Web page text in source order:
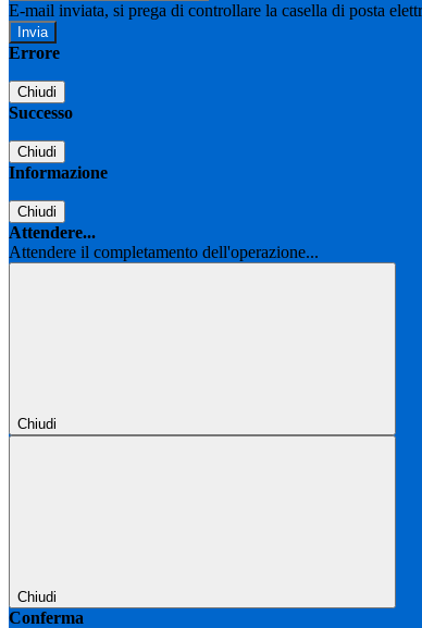
E-mail inviata, si prega di controllare la casella di posta
Errore
Chiudi
Successo
Chiudi
Informazione
Chiudi
Attendere...
Attendere il completamento dell'operazione...
Chiudi
Chiudi
Conferma